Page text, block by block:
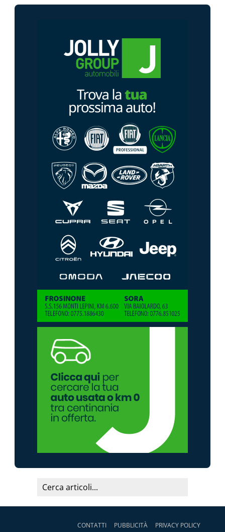
CONTATTI PUBBLICITÀ PRIVACY POLICY